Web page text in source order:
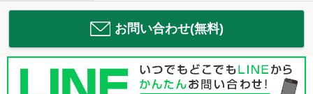
お問い合わせ(無料)